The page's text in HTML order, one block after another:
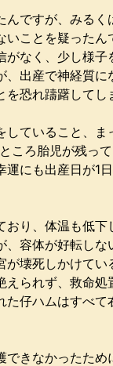
んですが、みるく
ことを疑ったん
なく、少し様子
出産で神経質に
恐れ躊躇してし
ていること、ま
ころ胎児が残っ
にも出産日が1
おり、体温も低下
、容体が好転しな
壊死しかけてい
えられず、救命処
仔ハムはすべて
きなかったため